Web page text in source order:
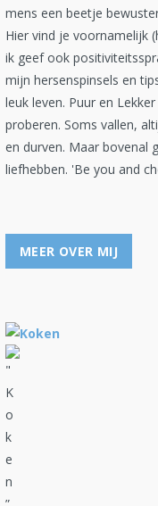
mens een beetje
Hier vind je voornamelijk
ik geef ook
mijn hersenspinsels en
leuk leven. Puur en
proberen. Soms vallen,
en durven. Maar bovenal
liefhebben. 'Be you and
MEER OVER MIJ